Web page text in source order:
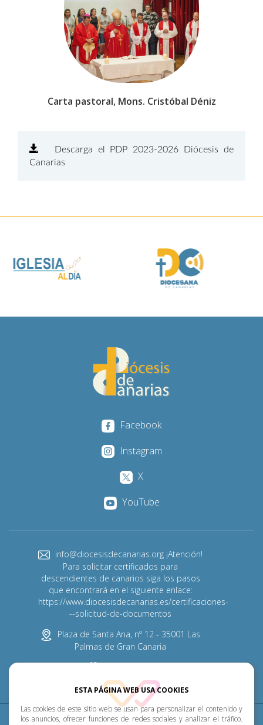
ESTA PÁGINA WEB USA COOKIES
Las cookies de este sitio web se usan para personalizar el contenido y
los anuncios, ofrecer funciones de redes sociales y analizar el tráfico.
Carta pastoral, Mons. Cristóbal Déniz
Descarga el PDP 2023-2026 Diócesis de
Canarias
Facebook
Instagram
X
YouTube
info@diocesisdecanarias.org ¡Atención!
Para solicitar certificados para
descendientes de canarios siga los pasos
que encontrará en el siguiente enlace:
https://www.diocesisdecanarias.es/certificaciones-
--solicitud-de-documentos
Plaza de Santa Ana, nº 12 - 35001 Las
Palmas de Gran Canaria
Diócesis Pastoral P. Menor Cumplimiento